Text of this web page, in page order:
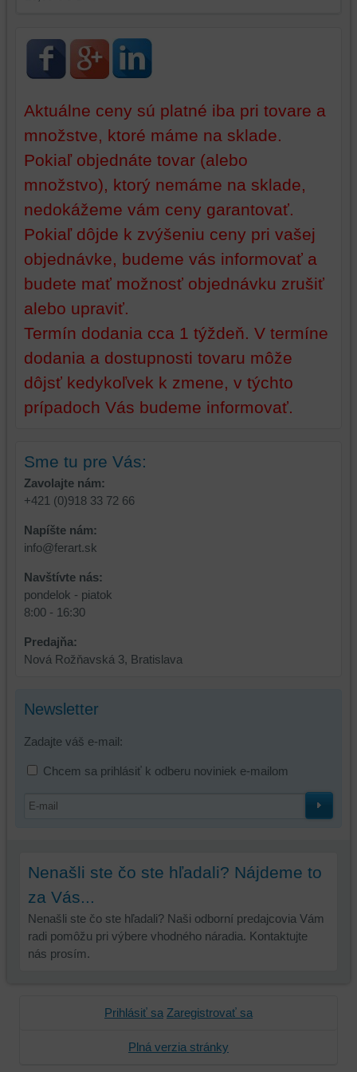
Aktuálne ceny sú platné iba pri tovare a
množstve, ktoré máme na sklade.
Pokiaľ objednáte tovar (alebo
množstvo), ktorý nemáme na sklade,
nedokážeme vám ceny garantovať.
Pokiaľ dôjde k zvýšeniu ceny pri vašej
objednávke, budeme vás informovať a
budete mať možnosť objednávku zrušiť
alebo upraviť.
Termín dodania cca 1 týždeň. V termíne
dodania a dostupnosti tovaru môže
dôjsť kedykoľvek k zmene, v týchto
prípadoch Vás budeme informovať.
Sme tu pre Vás:
Zavolajte nám:
+421 (0)918 33 72 66
Napíšte nám:
info@ferart.sk
Navštívte nás:
pondelok - piatok
8:00 - 16:30
Predajňa:
Nová Rožňavská 3, Bratislava
Newsletter
Zadajte váš e-mail:
Chcem sa prihlásiť k odberu noviniek e-mailom
Nenašli ste čo ste hľadali? Nájdeme to
za Vás...
Nenašli ste čo ste hľadali? Naši odborní predajcovia Vám
radi pomôžu pri výbere vhodného náradia. Kontaktujte
nás prosím.
Prihlásiť sa Zaregistrovať sa
Plná verzia stránky
vašej
a
základnej
funkčnosti
platformy,
z
prehliadania
zabezpečenia.
poskytovať
doplnkové
funkcie,
zlepšujú
váš
zážitok
prehliadania,
ukladať
z
vašich
preferencií
bez
toho,
aby
mali
používateľský
účet
alebo
používať
skripty
a/alebo
zdroje
tretích
strán,
widgety
atď.